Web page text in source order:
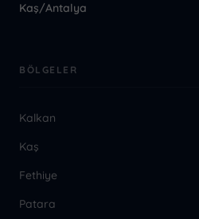
Kaş/Antalya
BÖLGELER
Kalkan
Kaş
Fethiye
Patara